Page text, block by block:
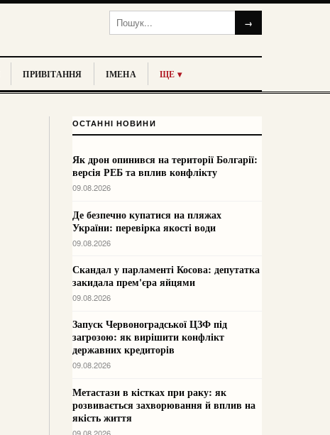
→
ПРИВІТАННЯ ІМЕНА ЩЕ ▾
ОСТАННІ НОВИНИ
Як дрон опинився на території Болгарії:
версія РЕБ та вплив конфлікту
09.08.2026
Де безпечно купатися на пляжах
України: перевірка якості води
09.08.2026
Скандал у парламенті Косова: депутатка
закидала прем'єра яйцями
09.08.2026
Запуск Червоноградської ЦЗФ під
загрозою: як вирішити конфлікт
державних кредиторів
09.08.2026
Метастази в кістках при раку: як
розвивається захворювання й вплив на
якість життя